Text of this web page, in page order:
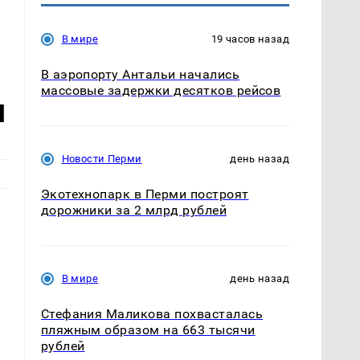
В мире 19 часов назад
В аэропорту Антальи начались
массовые задержки десятков рейсов
Новости Перми день назад
Экотехнопарк в Перми построят
дорожники за 2 млрд рублей
В мире день назад
Стефания Маликова похвасталась
пляжным образом на 663 тысячи
рублей